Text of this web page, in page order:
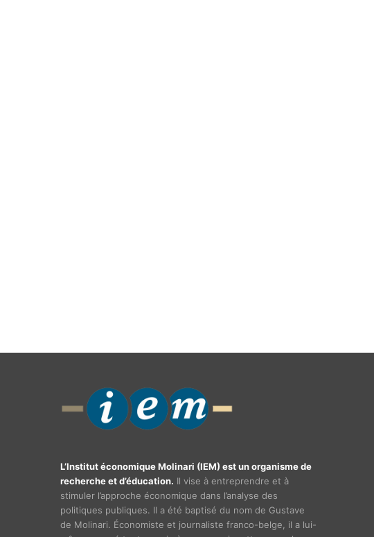
L’Institut économique Molinari (IEM) est un organisme de
recherche et d’éducation. Il vise à entreprendre et à
stimuler l’approche économique dans l’analyse des
politiques publiques. Il a été baptisé du nom de Gustave
de Molinari. Économiste et journaliste franco-belge, il a lui-